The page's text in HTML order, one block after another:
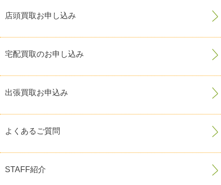
店頭買取お申し込み
宅配買取のお申し込み
出張買取お申込み
よくあるご質問
STAFF紹介